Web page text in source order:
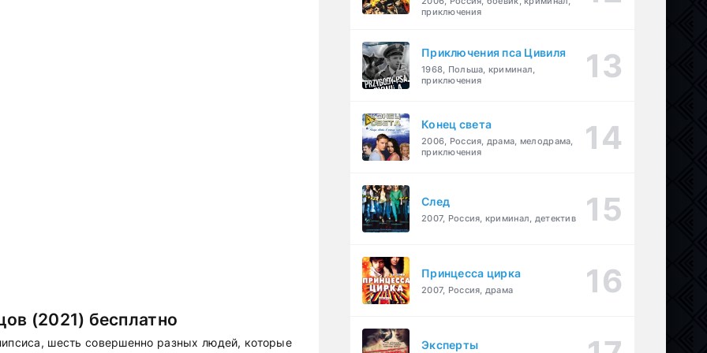
(2021) бесплатно
шесть совершенно разных людей, которые
приключения
Приключения пса Цивиля
1968, Польша, криминал,
приключения
Конец света
2006, Россия, драма, мелодрама,
приключения
След
2007, Россия, криминал, детектив
Принцесса цирка
2007, Россия, драма
Эксперты